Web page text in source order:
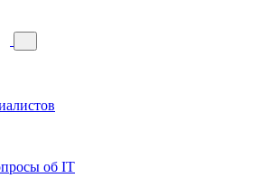
об IT